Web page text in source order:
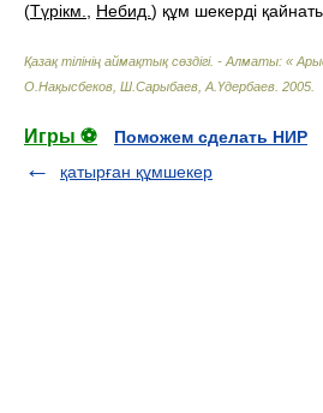
(Түрікм. Небид. ) құм шекерді
Қазақ тілінің аймақтық сөздігі. - Алматы: «
О.Нақысбеков, Ш.Сарыбаев, А.Үдербаев 2005
Игры ⚽
Поможем сделать НИР
қатырған құмшекер